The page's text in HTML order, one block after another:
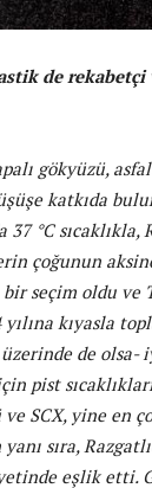
de rekabetçi
gökyüzü,
katkıda
37 °C
çoğunun
seçim oldu ve
kıyasla
de olsa-
pist
SCX, yine en
sıra,
eşlik etti.